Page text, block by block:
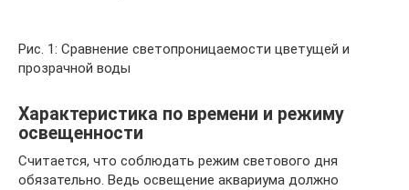
Рис. 1: Сравнение светопроницаемости цветущей и
прозрачной воды
Характеристика по времени и режиму
освещенности
Считается, что соблюдать режим светового дня
обязательно. Ведь освещение аквариума должно